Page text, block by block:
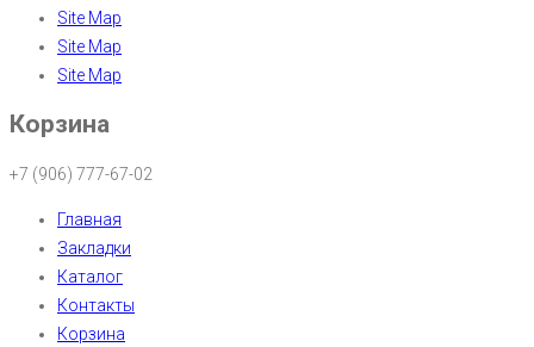
Site Map
Site Map
Site Map
Корзина
+7 (906) 777-67-02
Главная
Закладки
Каталог
Контакты
Корзина